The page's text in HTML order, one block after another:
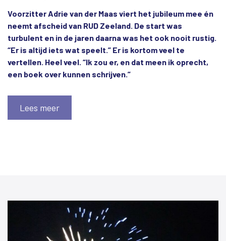
Voorzitter Adrie van der Maas viert het jubileum mee én
neemt afscheid van RUD Zeeland. De start was
turbulent en in de jaren daarna was het ook nooit rustig.
“Er is altijd iets wat speelt.” Er is kortom veel te
vertellen. Heel veel. “Ik zou er, en dat meen ik oprecht,
een boek over kunnen schrijven.”
Lees meer